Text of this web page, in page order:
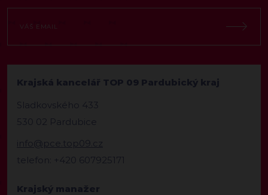
Krajská kancelář TOP 09 Pardubický kraj
Sladkovského 433
530 02 Pardubice
info@pce.top09.cz
telefon: +420 607925171
Krajský manažer